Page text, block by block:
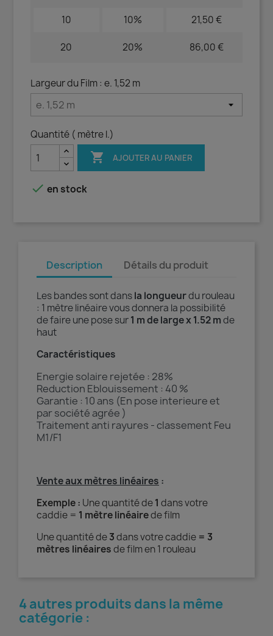
10 10% 21,50 €
20 20% 86,00 €
Largeur du Film : e. 1,52 m
Quantité ( mètre l.)
 AJOUTER AU PANIER
 en stock
Description Détails du produit
Les bandes sont dansla longueurdu rouleau
: 1 mètre linéaire vous donnera la possibilité
de faire une pose sur1 m de large x 1.52 mde
haut
Caractéristiques
Energie solaire rejetée : 28%
Reduction Eblouissement : 40 %
Garantie : 10 ans (En pose interieure et
par société agrée )
Traitement anti rayures - classement Feu
M1/F1
Vente aux mètres linéaires :
Exemple : Une quantité de1 dans votre
caddie = 1 mètre linéairede film
Une quantité de3dans votre caddie = 3
mètres linéairesde film en 1 rouleau
4 autres produits dans la même
catégorie :